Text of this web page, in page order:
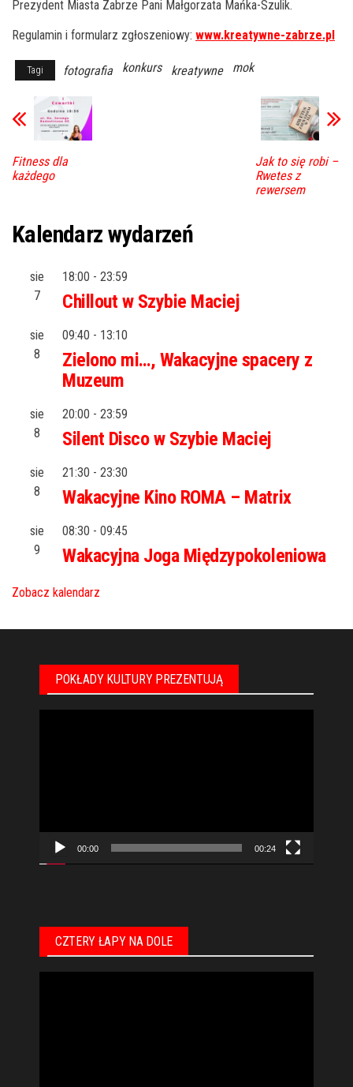
Prezydent Miasta Zabrze Pani Małgorzata Mańka-Szulik.
Regulamin i formularz zgłoszeniowy: www.kreatywne-zabrze.pl
Tagi fotografia konkurs kreatywne mok
Fitness dla
każdego
Jak to się robi –
Rwetes z
rewersem
Kalendarz wydarzeń
sie
7
18:00 - 23:59
Chillout w Szybie Maciej
sie
8
09:40 - 13:10
Zielono mi…, Wakacyjne spacery z
Muzeum
sie
8
20:00 - 23:59
Silent Disco w Szybie Maciej
sie
8
21:30 - 23:30
Wakacyjne Kino ROMA – Matrix
sie
9
08:30 - 09:45
Wakacyjna Joga Międzypokoleniowa
Zobacz kalendarz
POKŁADY KULTURY PREZENTUJĄ
00:00 00:24
CZTERY ŁAPY NA DOLE